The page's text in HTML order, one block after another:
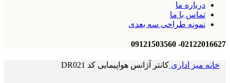
درباره ما
تماس با ما
نمونه طراحی سه بعدی
02122016627- 09121503560
خانه میز اداری کانتر آژانس هواپیمایی کد DR021